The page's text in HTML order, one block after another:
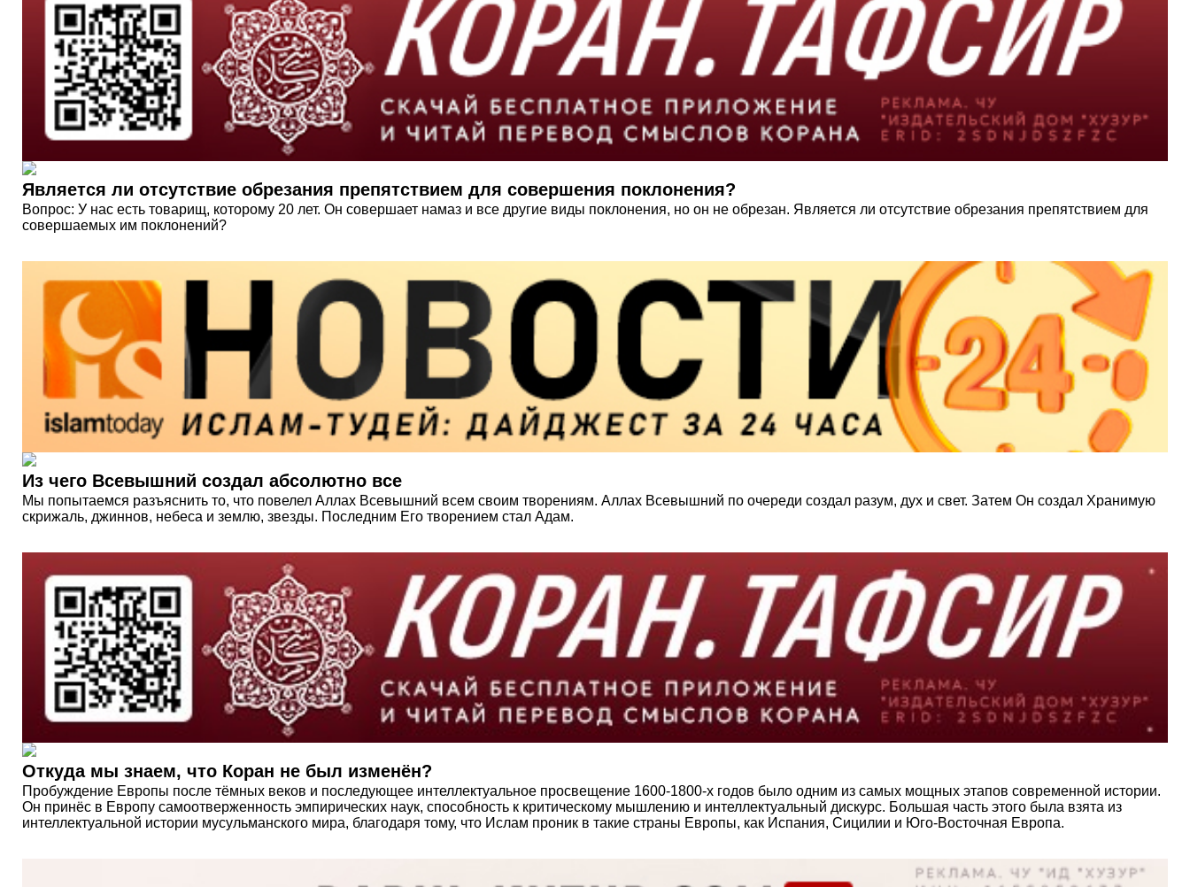
Является ли отсутствие обрезания препятствием для совершения поклонения?
Вопрос: У нас есть товарищ, которому 20 лет. Он совершает намаз и все другие виды поклонения, но он не обрезан. Является ли отсутствие обрезания препятствием для
совершаемых им поклонений?
Из чего Всевышний создал абсолютно все
Мы попытаемся разъяснить то, что повелел Аллах Всевышний всем своим творениям. Аллах Всевышний по очереди создал разум, дух и свет. Затем Он создал Хранимую
скрижаль, джиннов, небеса и землю, звезды. Последним Его творением стал Адам.
Откуда мы знаем, что Коран не был изменён?
Пробуждение Европы после тёмных веков и последующее интеллектуальное просвещение 1600-1800-х годов было одним из самых мощных этапов современной истории.
Он принёс в Европу самоотверженность эмпирических наук, способность к критическому мышлению и интеллектуальный дискурс. Большая часть этого была взята из
интеллектуальной истории мусульманского мира, благодаря тому, что Ислам проник в такие страны Европы, как Испания, Сицилии и Юго-Восточная Европа.